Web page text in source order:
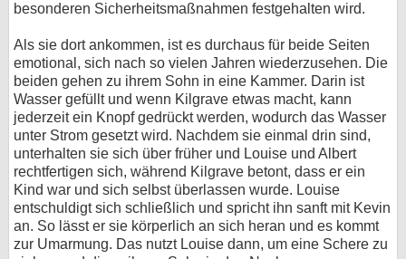
besonderen Sicherheitsmaßnahmen festgehalten wird.
Als sie dort ankommen, ist es durchaus für beide Seiten
emotional, sich nach so vielen Jahren wiederzusehen. Die
beiden gehen zu ihrem Sohn in eine Kammer. Darin ist
Wasser gefüllt und wenn Kilgrave etwas macht, kann
jederzeit ein Knopf gedrückt werden, wodurch das Wasser
unter Strom gesetzt wird. Nachdem sie einmal drin sind,
unterhalten sie sich über früher und Louise und Albert
rechtfertigen sich, während Kilgrave betont, dass er ein
Kind war und sich selbst überlassen wurde. Louise
entschuldigt sich schließlich und spricht ihn sanft mit Kevin
an. So lässt er sie körperlich an sich heran und es kommt
zur Umarmung. Das nutzt Louise dann, um eine Schere zu